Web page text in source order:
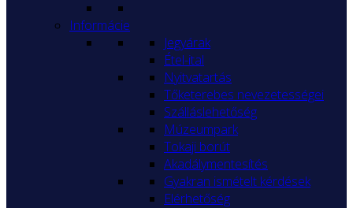
Informácie
Jegyárak
Étel-ital
Nyitvatartás
Tőketerebes nevezetességei
Szálláslehetőség
Múzeumpark
Tokaji borút
Akadálymentesítés
Gyakran ismételt kérdések
Elérhetőség